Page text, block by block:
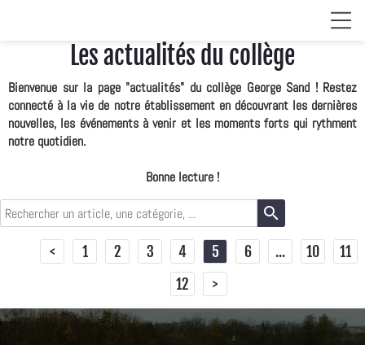
Les actualités du collège
Bienvenue sur la page "actualités" du collège George Sand ! Restez
connecté à la vie de notre établissement en découvrant les dernières
nouvelles, les événements à venir et les moments forts qui rythment
notre quotidien.
Bonne lecture !
search
< 1 2 3 4 5 6 ... 10
11
12
>